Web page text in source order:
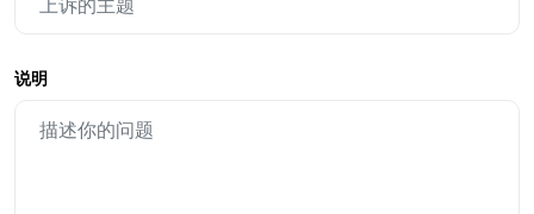
说明